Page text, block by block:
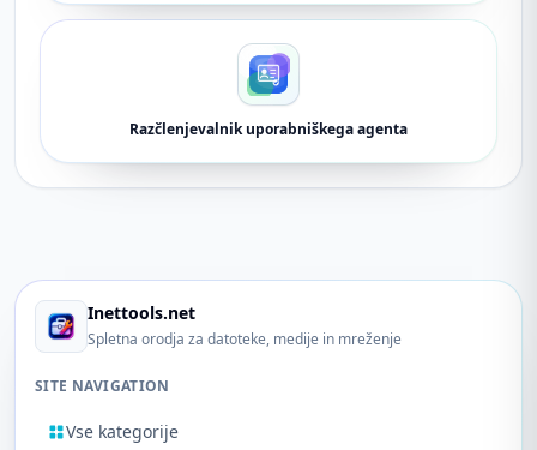
Razčlenjevalnik uporabniškega agenta
Inettools.net
Spletna orodja za datoteke, medije in mreženje
SITE NAVIGATION
Vse kategorije